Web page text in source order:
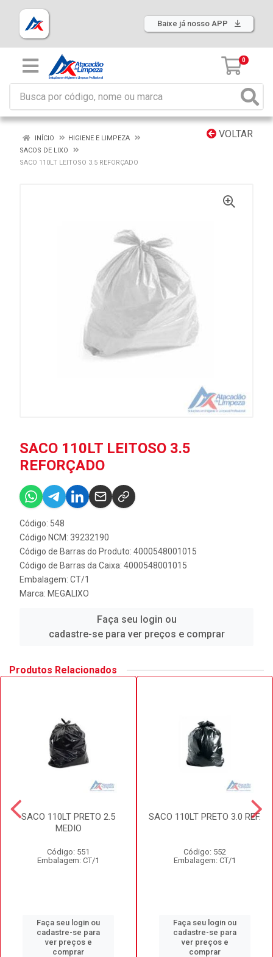
Baixe já nosso APP
0
VOLTAR
INÍCIO
HIGIENE E LIMPEZA
SACOS DE LIXO
SACO 110LT LEITOSO 3.5 REFORÇADO
SACO 110LT LEITOSO 3.5
REFORÇADO
Código: 548
Código NCM: 39232190
Código de Barras do Produto: 4000548001015
Código de Barras da Caixa: 4000548001015
Embalagem: CT/1
Marca: MEGALIXO
Faça seu login ou
cadastre-se para ver preços e comprar
Produtos Relacionados
SACO 110LT PRETO 2.5
MEDIO
Código: 551
Embalagem: CT/1
Faça seu login ou
cadastre-se para
ver preços e
comprar
SACO 110LT PRETO 3.0 REF.
Código: 552
Embalagem: CT/1
Faça seu login ou
cadastre-se para
ver preços e
comprar